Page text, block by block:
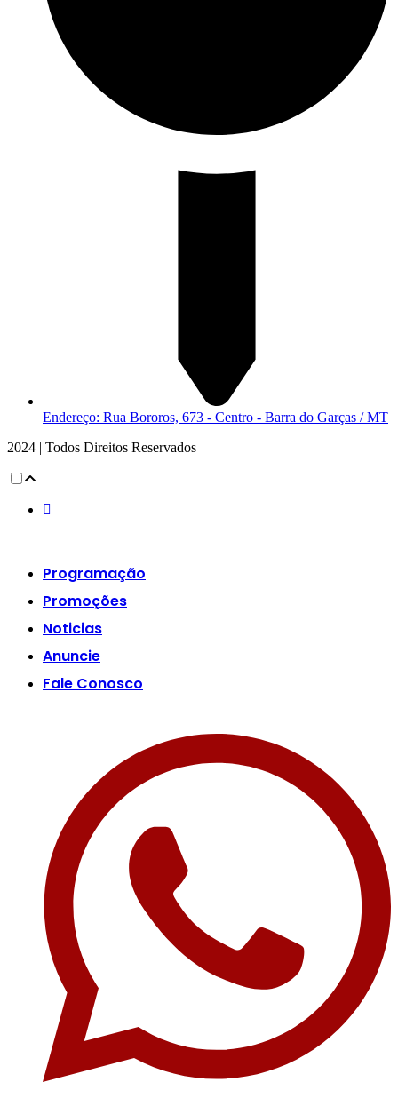
Endereço: Rua Bororos, 673 - Centro - Barra do Garças / MT
2024 | Todos Direitos Reservados
Programação
Promoções
Noticias
Anuncie
Fale Conosco